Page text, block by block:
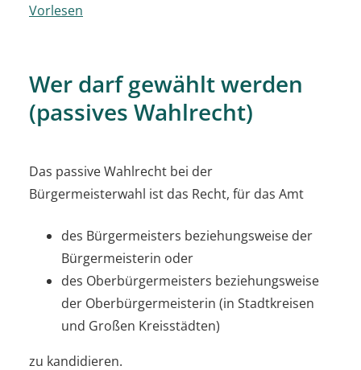
Vorlesen
Wer darf gewählt werden
(passives Wahlrecht)
Das passive Wahlrecht bei der
Bürgermeisterwahl ist das Recht, für das Amt
des Bürgermeisters beziehungsweise der
Bürgermeisterin oder
des Oberbürgermeisters beziehungsweise
der Oberbürgermeisterin (in Stadtkreisen
und Großen Kreisstädten)
zu kandidieren.